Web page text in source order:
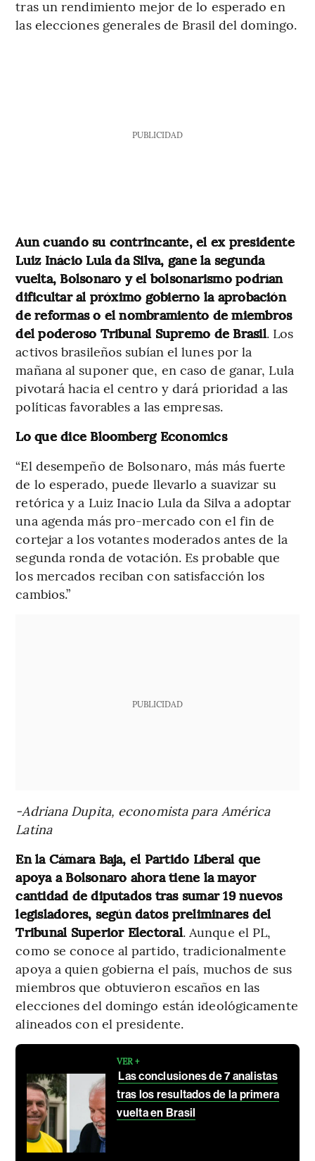
tras un rendimiento mejor de lo esperado en
las elecciones generales de Brasil del domingo.
PUBLICIDAD
Aun cuando su contrincante, el ex presidente
Luiz Inácio Lula da Silva, gane la segunda
vuelta, Bolsonaro y el bolsonarismo podrían
dificultar al próximo gobierno la aprobación
de reformas o el nombramiento de miembros
del poderoso Tribunal Supremo de Brasil. Los
activos brasileños subían el lunes por la
mañana al suponer que, en caso de ganar, Lula
pivotará hacia el centro y dará prioridad a las
políticas favorables a las empresas.
Lo que dice Bloomberg Economics
“El desempeño de Bolsonaro, más más fuerte
de lo esperado, puede llevarlo a suavizar su
retórica y a Luiz Inacio Lula da Silva a adoptar
una agenda más pro-mercado con el fin de
cortejar a los votantes moderados antes de la
segunda ronda de votación. Es probable que
los mercados reciban con satisfacción los
cambios.”
PUBLICIDAD
-Adriana Dupita, economista para América
Latina
En la Cámara Baja, el Partido Liberal que
apoya a Bolsonaro ahora tiene la mayor
cantidad de diputados tras sumar 19 nuevos
legisladores, según datos preliminares del
Tribunal Superior Electoral. Aunque el PL,
como se conoce al partido, tradicionalmente
apoya a quien gobierna el país, muchos de sus
miembros que obtuvieron escaños en las
elecciones del domingo están ideológicamente
alineados con el presidente.
VER +
Las conclusiones de 7 analistas
tras los resultados de la primera
vuelta en Brasil